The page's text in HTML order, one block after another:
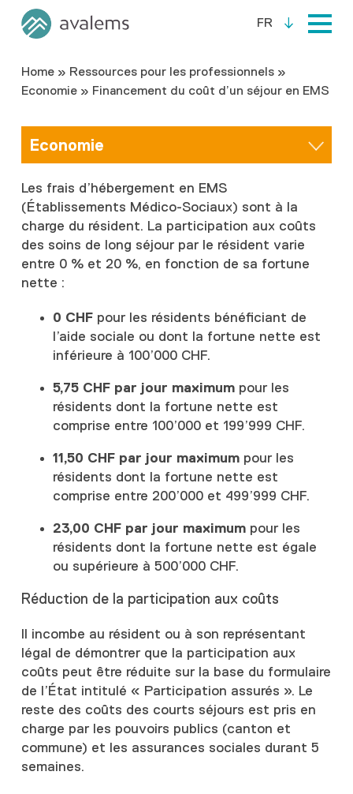
FR
Home» Ressources pour les professionnels»
Economie» Financement du coût d’un séjour en EMS
Economie
Les frais d’hébergement en EMS
(Établissements Médico-Sociaux) sont à la
charge du résident. La participation aux coûts
des soins de long séjour par le résident varie
entre 0 % et 20 %, en fonction de sa fortune
nette :
0 CHFpour les résidents bénéficiant de
l’aide sociale ou dont la fortune nette est
inférieure à 100’000 CHF.
5,75 CHF par jour maximumpour les
résidents dont la fortune nette est
comprise entre 100’000 et 199’999 CHF.
11,50 CHF par jour maximumpour les
résidents dont la fortune nette est
comprise entre 200’000 et 499’999 CHF.
23,00 CHF par jour maximumpour les
résidents dont la fortune nette est égale
ou supérieure à 500’000 CHF.
Réduction de la participation aux coûts
Il incombe au résident ou à son représentant
légal de démontrer que la participation aux
coûts peut être réduite sur la base du formulaire
de l’État intitulé « Participation assurés ». Le
reste des coûts des courts séjours est pris en
charge par les pouvoirs publics (canton et
commune) et les assurances sociales durant 5
semaines.